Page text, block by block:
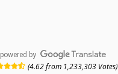
powered by
(4.62 from 1,233,303 Votes)